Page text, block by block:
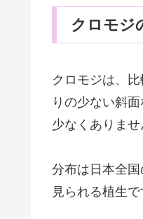
クロモジ
クロモジは、
りの少ない斜
少なくありま
分布は日本全
見られる植生で